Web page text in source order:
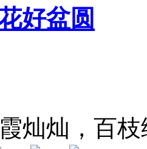
好盆圆
灿灿，百